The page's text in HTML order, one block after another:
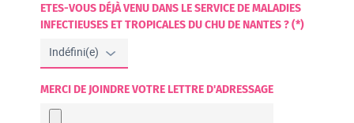
ETES-VOUS DÉJÀ VENU DANS LE SERVICE DE MALADIES
INFECTIEUSES ET TROPICALES DU CHU DE NANTES ? (*)
MERCI DE JOINDRE VOTRE LETTRE D'ADRESSAGE